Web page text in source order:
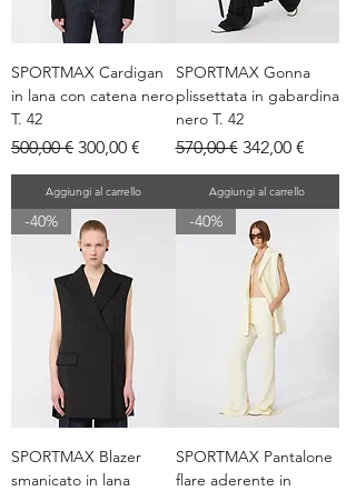
SPORTMAX Cardigan
in lana con catena nero
T. 42
Prezzo regolare
500,00 € Prezzo scontato
300,00 €
Aggiungi al carrello
SPORTMAX Gonna
plissettata in gabardina
nero T. 42
Prezzo regolare
570,00 € Prezzo scontato
342,00 €
Aggiungi al carrello
-40%
SPORTMAX Blazer
smanicato in lana
-40%
SPORTMAX Pantalone
flare aderente in